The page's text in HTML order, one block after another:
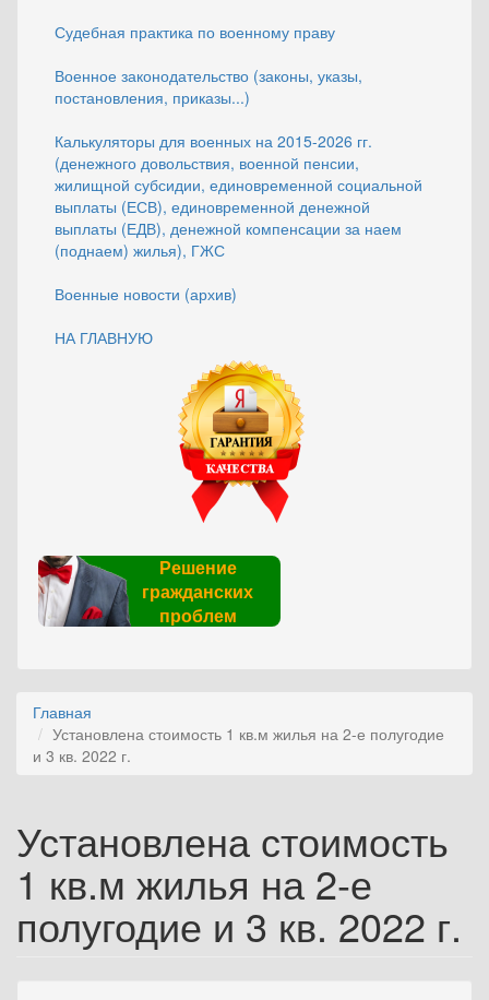
Судебная практика по военному праву
Военное законодательство (законы, указы,
постановления, приказы...)
Калькуляторы для военных на 2015-2026 гг.
(денежного довольствия, военной пенсии,
жилищной субсидии, единовременной социальной
выплаты (ЕСВ), единовременной денежной
выплаты (ЕДВ), денежной компенсации за наем
(поднаем) жилья), ГЖС
Военные новости (архив)
НА ГЛАВНУЮ
Решение
гражданских
проблем
Главная
Установлена стоимость 1 кв.м жилья на 2-е полугодие
и 3 кв. 2022 г.
Установлена стоимость
1 кв.м жилья на 2-е
полугодие и 3 кв. 2022 г.